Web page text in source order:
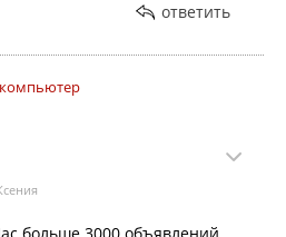
ответить